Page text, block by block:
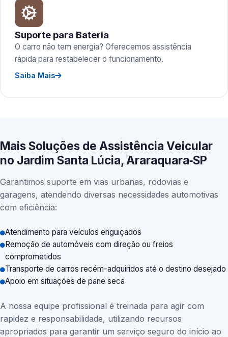
Suporte para Bateria
O carro não tem energia? Oferecemos assistência
rápida para restabelecer o funcionamento.
Saiba Mais
Mais Soluções de Assistência Veicular
no Jardim Santa Lúcia, Araraquara‑SP
Garantimos suporte em vias urbanas, rodovias e
garagens, atendendo diversas necessidades automotivas
com eficiência:
Atendimento para veículos enguiçados
Remoção de automóveis com direção ou freios
comprometidos
Transporte de carros recém-adquiridos até o destino desejado
Apoio em situações de pane seca
A nossa equipe profissional é treinada para agir com
rapidez e responsabilidade, utilizando recursos
apropriados para garantir um serviço seguro do início ao